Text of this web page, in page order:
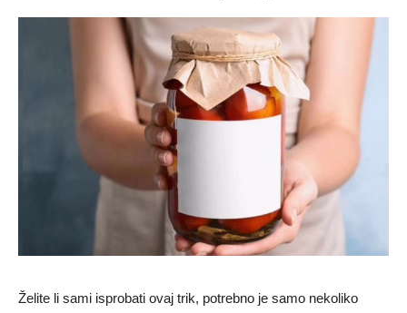
Želite li sami isprobati ovaj trik, potrebno je samo nekoliko